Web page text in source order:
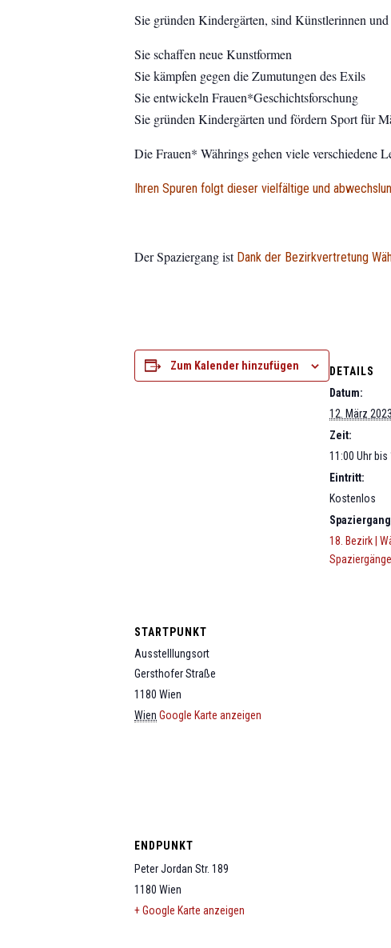
Sie gründen Kindergärten, sind Künstlerinnen
Sie schaffen neue Kunstformen
Siekämpfen gegen die Zumutungen des Exils
Sie entwickeln Frauen*Geschichtsforschung
Sie gründen Kindergärten und fördern Sport für
Die Frauen* Währings gehen viele verschiedene
Ihren Spuren folgt dieser vielfältige und
Der Spaziergang ist Dank der Bezirkvertretung
Zum Kalender hinzufügen
DETAILS
Datum:
12. März 2023
Zeit:
11:00 Uhr bis
Eintritt:
Kostenlos
18. Bezirk |
Spaziergänge
STARTPUNKT
Ausstelllungsort
Gersthofer Straße
1180 Wien
Wien Google Karte anzeigen
ENDPUNKT
Peter Jordan Str. 189
1180 Wien
+ Google Karte anzeigen